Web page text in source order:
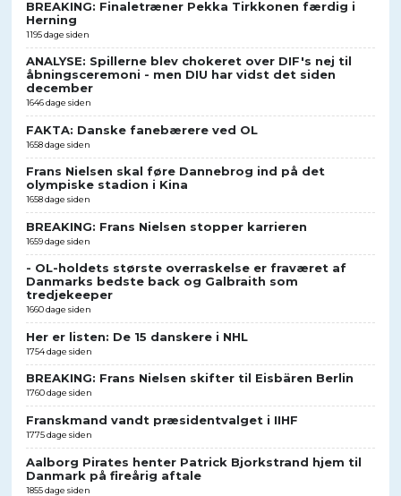
BREAKING: Finaletræner Pekka Tirkkonen færdig i
Herning
1195 dage siden
ANALYSE: Spillerne blev chokeret over DIF's nej til
åbningsceremoni - men DIU har vidst det siden
december
1646 dage siden
FAKTA: Danske fanebærere ved OL
1658 dage siden
Frans Nielsen skal føre Dannebrog ind på det
olympiske stadion i Kina
1658 dage siden
BREAKING: Frans Nielsen stopper karrieren
1659 dage siden
- OL-holdets største overraskelse er fraværet af
Danmarks bedste back og Galbraith som
tredjekeeper
1660 dage siden
Her er listen: De 15 danskere i NHL
1754 dage siden
BREAKING: Frans Nielsen skifter til Eisbären Berlin
1760 dage siden
Franskmand vandt præsidentvalget i IIHF
1775 dage siden
Aalborg Pirates henter Patrick Bjorkstrand hjem til
Danmark på fireårig aftale
1855 dage siden